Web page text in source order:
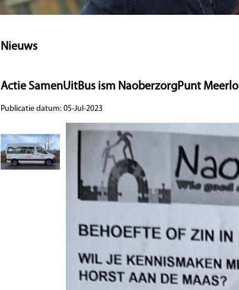
Nieuws
Actie SamenUitBus ism NaoberzorgPunt Meerlo
Publicatie datum: 05-Jul-2023